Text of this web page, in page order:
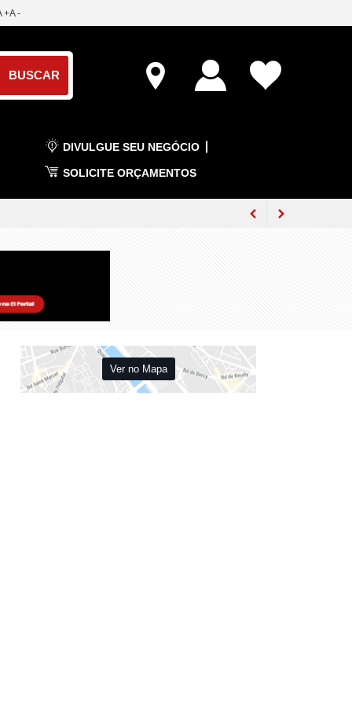
+A -
DIVULGUE SEU NEGÓCIO
SOLICITE ORÇAMENTOS
nas eleições de 2026
2026
2026
Ver no Mapa